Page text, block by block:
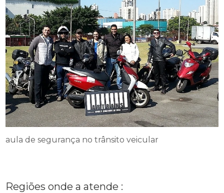
aula de segurança no trânsito veicular
Regiões onde a atende :